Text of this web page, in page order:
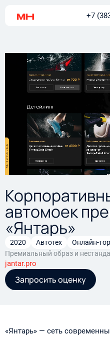
+7
автомоек
«Янтарь»
Премиальный образ и
jantar.pro
Запросить оценку
2020 Автотех Онлайн-
«Янтарь» — сеть